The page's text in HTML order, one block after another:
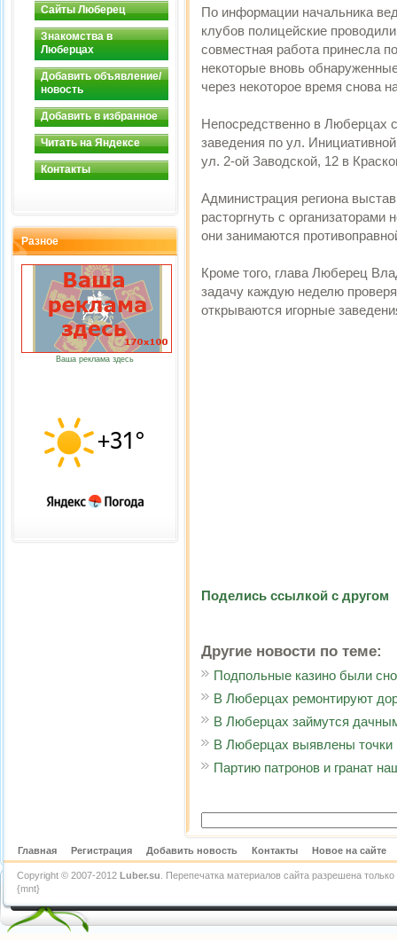
Сайты Люберец
Знакомства в
Люберцах
Добавить объявление/
новость
Добавить в избранное
Читать на Яндексе
Контакты
Разное
Ваша реклама здесь
По информации начальника
клубов полицейские
совместная работа принесла
некоторые вновь
через некоторое время снова
Непосредственно в Люберцах
заведения по ул.
ул. 2-ой Заводской, 12 в
Администрация региона
расторгнуть с
они занимаются
Кроме того, глава Люберец
задачу каждую неделю
открываются игорные
Поделись ссылкой с другом
Другие новости по теме:
Подпольные казино были
В Люберцах ремонтируют
В Люберцах займутся
В Люберцах выявлены точки
Партию патронов и гранат
Главная Регистрация Добавить новость Контакты Новое на сайте
Copyright © 2007-2012 Luber.su . Перепечатка материалов сайта разрешена
{mnt}